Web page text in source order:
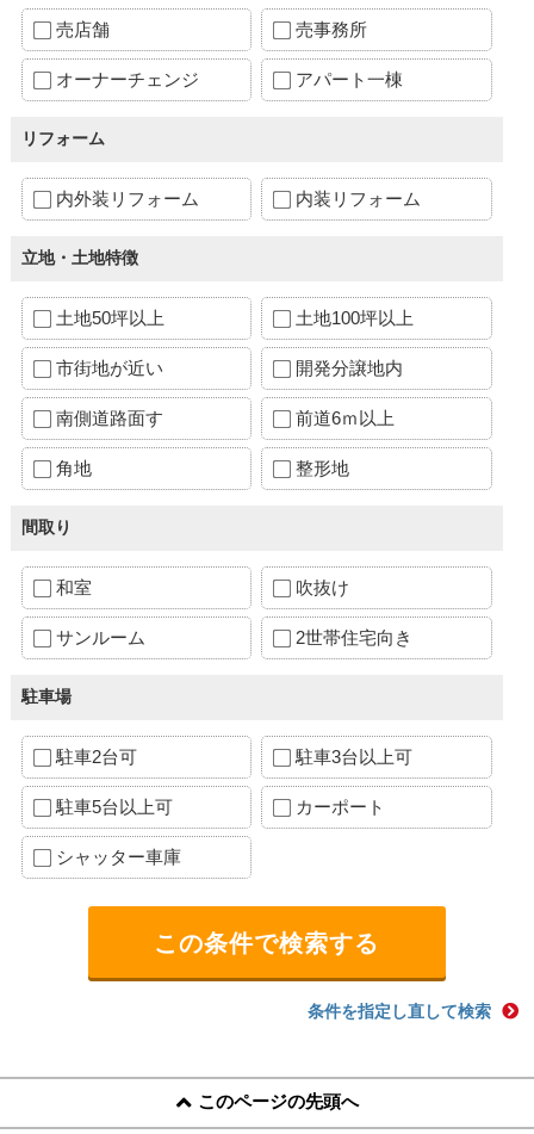
売店舗 売事務所
オーナーチェンジ アパート一棟
リフォーム
内外装リフォーム 内装リフォーム
立地・土地特徴
土地50坪以上 土地100坪以上
市街地が近い 開発分譲地内
南側道路面す 前道6ｍ以上
角地 整形地
間取り
和室 吹抜け
サンルーム 2世帯住宅向き
駐車場
駐車2台可 駐車3台以上可
駐車5台以上可 カーポート
シャッター車庫
条件を指定し直して検索
このページの先頭へ